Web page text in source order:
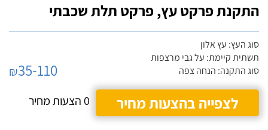
התקנת פרקט עץ, פרקט תלת שכבתי
סוג העץ: עץ אלון
תשתית קיימת: על גבי מרצפות
סוג התקנה: הנחה צפה
₪35-110
לצפייה בהצעות מחיר
0 הצעות מחיר